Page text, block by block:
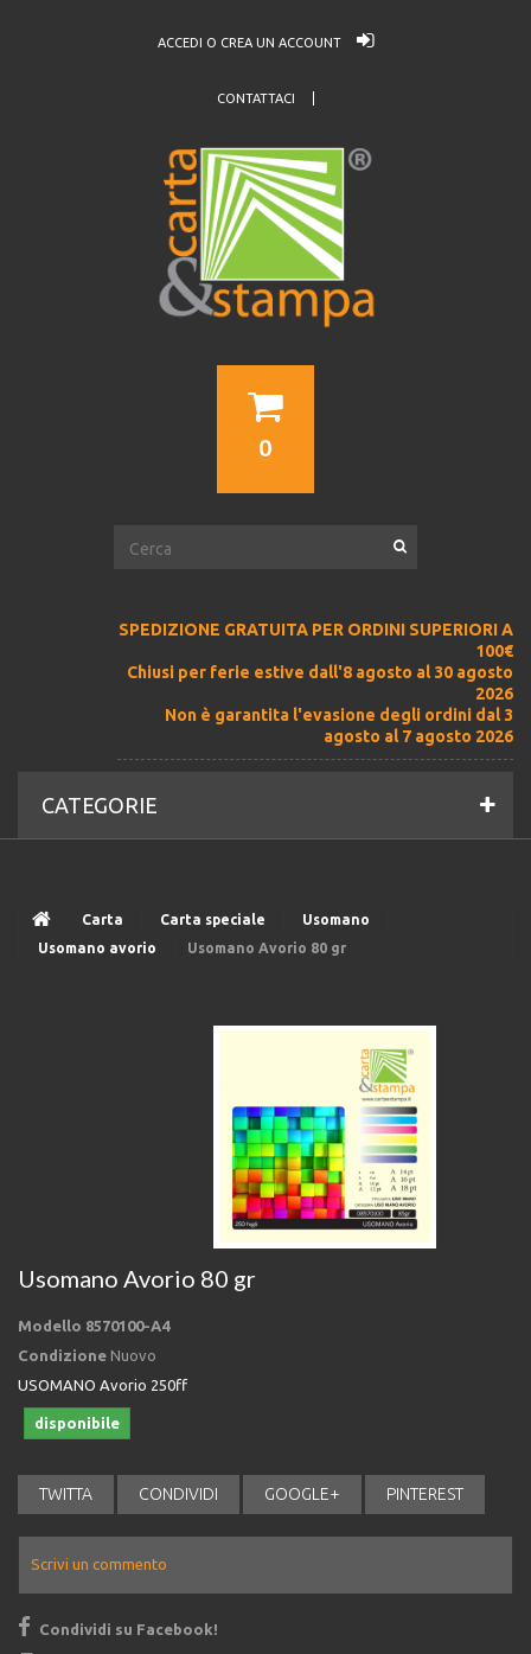
ACCEDI O CREA UN ACCOUNT
CONTATTACI
0
SPEDIZIONE GRATUITA PER ORDINI SUPERIORI A
100€
Chiusi per ferie estive dall'8 agosto al 30 agosto
2026
Non è garantita l'evasione degli ordini dal 3
agosto al 7 agosto 2026
CATEGORIE
Carta Carta speciale
Usomano
Usomano avorio
Usomano Avorio 80 gr
Usomano Avorio 80 gr
Modello 8570100-A4
Condizione Nuovo
USOMANO Avorio 250ff
disponibile
TWITTA CONDIVIDI GOOGLE+ PINTEREST
Scrivi un commento
Condividi su Facebook!